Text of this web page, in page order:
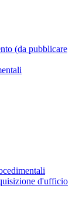
(da pubblicare
d'ufficio